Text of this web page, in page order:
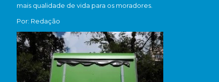
mais qualidade de vida para os moradores.
Por: Redação